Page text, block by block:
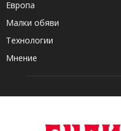
Европа
Малки обяви
Технологии
Мнение